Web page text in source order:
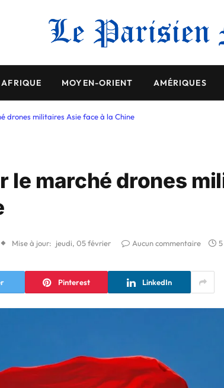
AFRIQUE MOYEN-ORIENT AMÉRIQUES
drones militaires Asie face à la Chine
le marché drones
Mise à jour: jeudi, 05 février Aucun commentaire
Pinterest LinkedIn